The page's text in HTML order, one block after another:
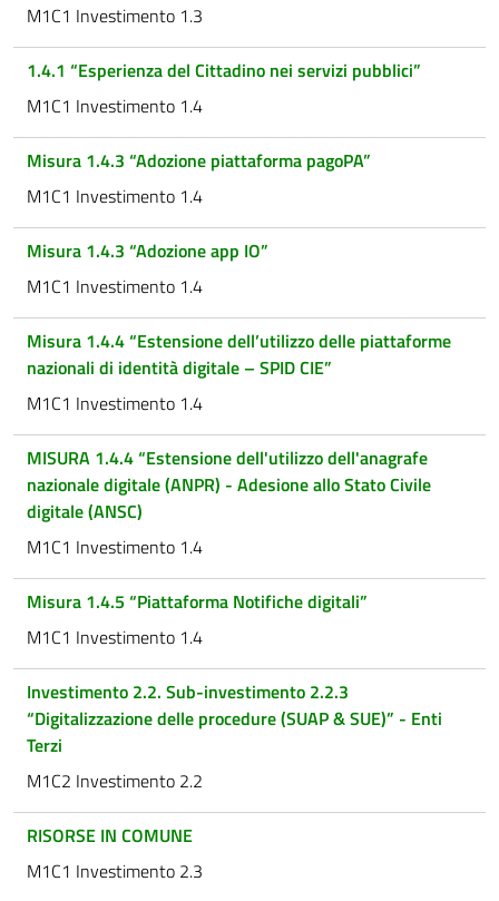
M1C1 Investimento 1.3
1.4.1 “Esperienza del Cittadino nei servizi pubblici”
M1C1 Investimento 1.4
Misura 1.4.3 “Adozione piattaforma pagoPA”
M1C1 Investimento 1.4
Misura 1.4.3 “Adozione app IO”
M1C1 Investimento 1.4
Misura 1.4.4 “Estensione dell’utilizzo delle piattaforme
nazionali di identità digitale – SPID CIE”
M1C1 Investimento 1.4
MISURA 1.4.4 “Estensione dell'utilizzo dell'anagrafe
nazionale digitale (ANPR) - Adesione allo Stato Civile
digitale (ANSC)
M1C1 Investimento 1.4
Misura 1.4.5 “Piattaforma Notifiche digitali”
M1C1 Investimento 1.4
Investimento 2.2. Sub-investimento 2.2.3
“Digitalizzazione delle procedure (SUAP & SUE)” - Enti
Terzi
M1C2 Investimento 2.2
RISORSE IN COMUNE
M1C1 Investimento 2.3